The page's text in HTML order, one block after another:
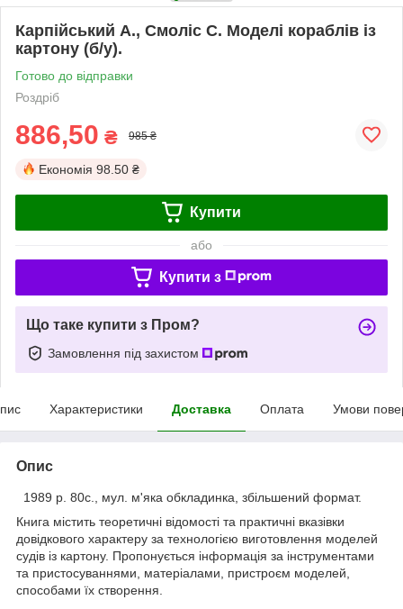
Карпійський А., Смоліс С. Моделі кораблів із
картону (б/у).
Готово до відправки
Роздріб
886,50 ₴ 985 ₴
Економія 98.50 ₴
Купити
або
Купити з
Що таке купити з Пром?
Замовлення під захистом
Характеристики Доставка Оплата Умови
Опис
1989 р. 80с., мул. м'яка обкладинка, збільшений формат.
Книга містить теоретичні відомості та практичні вказівки
довідкового характеру за технологією виготовлення моделей
судів із картону. Пропонується інформація за інструментами
та пристосуваннями, матеріалами, пристроєм моделей,
способами їх створення.